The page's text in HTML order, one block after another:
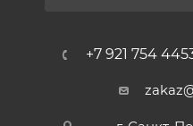
+7 921 754